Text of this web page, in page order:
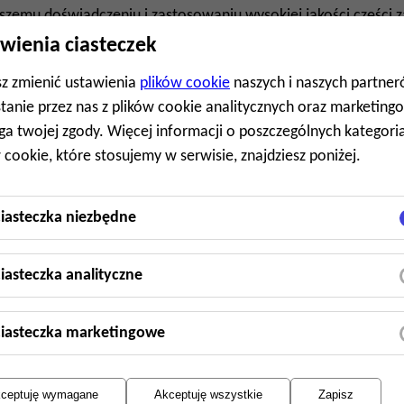
doświadczeniu i zastosowaniu wysokiej jakości części
układu hamulcowego w Twoim ciągniku
klimatyzacji
i naprawę usterek, uzupełnianie czynnika chłodzącego,
układu. Dbamy o to, aby klimatyzacja w Twoim
temperaturę i czyste powietrze wewnątrz kabiny.
postojowego
i konserwacji systemów ogrzewania postojowego, w
i naprawę usterek oraz czyszczenie układów. Dzięki
w Twoim ciągniku siodłowym będzie działać
w kabinie nawet w najtrudniejszych warunkach.
ciasteczek
zmienić ustawienia plików cookie naszych i naszych
przez nas z plików cookie analitycznych oraz
twojej zgody. Więcej informacji o poszczególnych
cookie, które stosujemy w serwisie, znajdziesz poniżej.
niezbędne
analityczne
marketingowe
wymagane Akceptuję wszystkie Zapisz